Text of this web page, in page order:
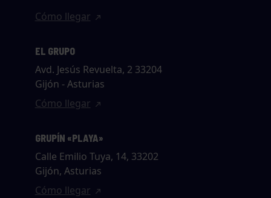
Cómo llegar
EL GRUPO
Avd. Jesús Revuelta, 2 33204
Gijón - Asturias
Cómo llegar
GRUPÍN «PLAYA»
Calle Emilio Tuya, 14, 33202
Gijón, Asturias
Cómo llegar